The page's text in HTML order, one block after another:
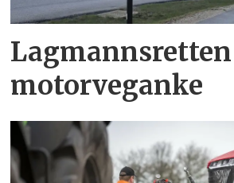
motorveganke